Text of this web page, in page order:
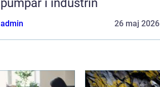
admin 26 maj 2026